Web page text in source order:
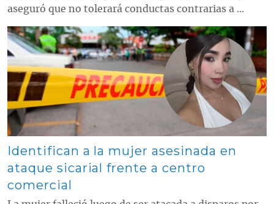
aseguró que no tolerará conductas contrarias a ...
Contenido multimedia principal
Identifican a la mujer asesinada en
ataque sicarial frente a centro
comercial